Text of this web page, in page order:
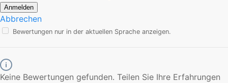
Anmelden
Abbrechen
Bewertungen nur in der aktuellen Sprache anzeigen.
Keine Bewertungen gefunden. Teilen Sie Ihre Erfahrungen